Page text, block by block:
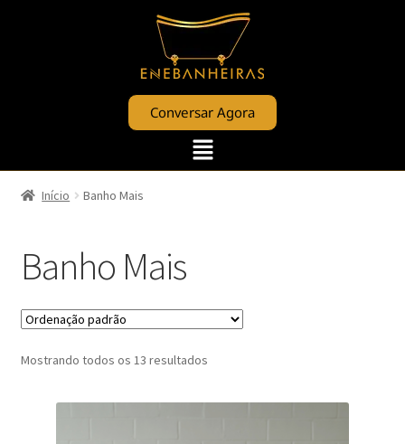
Conversar Agora
Início Banho Mais
Banho Mais
Mostrando todos os 13 resultados